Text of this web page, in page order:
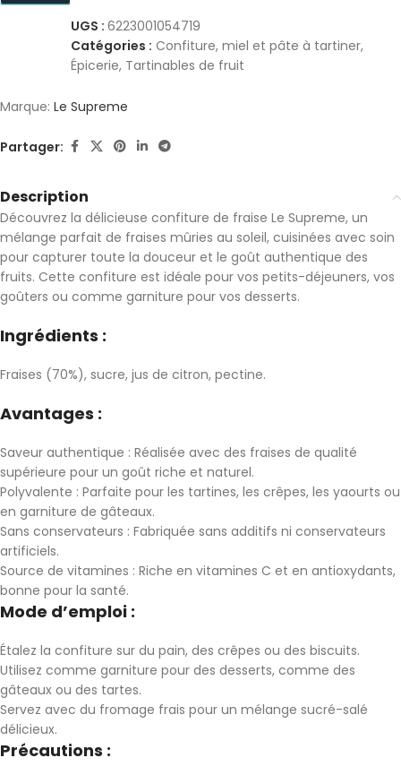
UGS : 6223001054719
Catégories : Confiture, miel et pâte à tartiner,
Épicerie, Tartinables de fruit
Marque: Le Supreme
Partager:
Description
Découvrez la délicieuse confiture de fraise Le Supreme, un
mélange parfait de fraises mûries au soleil, cuisinées avec soin
pour capturer toute la douceur et le goût authentique des
fruits. Cette confiture est idéale pour vos petits-déjeuners, vos
goûters ou comme garniture pour vos desserts.
Ingrédients :
Fraises (70%), sucre, jus de citron, pectine.
Avantages :
Saveur authentique : Réalisée avec des fraises de qualité
supérieure pour un goût riche et naturel.
Polyvalente : Parfaite pour les tartines, les crêpes, les yaourts ou
en garniture de gâteaux.
Sans conservateurs : Fabriquée sans additifs ni conservateurs
artificiels.
Source de vitamines : Riche en vitamines C et en antioxydants,
bonne pour la santé.
Mode d’emploi :
Étalez la confiture sur du pain, des crêpes ou des biscuits.
Utilisez comme garniture pour des desserts, comme des
gâteaux ou des tartes.
Servez avec du fromage frais pour un mélange sucré-salé
délicieux.
Précautions :